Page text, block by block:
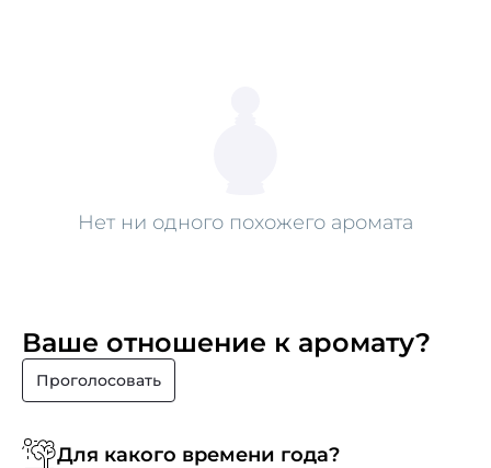
Нет ни одного похожего аромата
Ваше отношение к аромату?
Проголосовать
Для какого времени года?